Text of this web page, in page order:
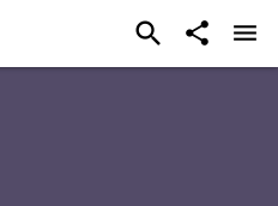


